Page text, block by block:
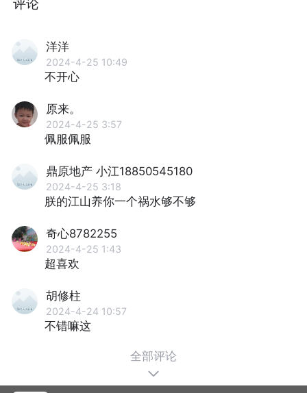
洋洋
2024-4-25 10:49
不开心
原来。
2024-4-25 3:57
佩服佩服
鼎原地产 小江18850545180
2024-4-25 3:18
朕的江⼭养你⼀个祸⽔够不够
奇心8782255
2024-4-25 1:43
超喜欢
胡修柱
2024-4-24 10:57
不错嘛这
全部评论